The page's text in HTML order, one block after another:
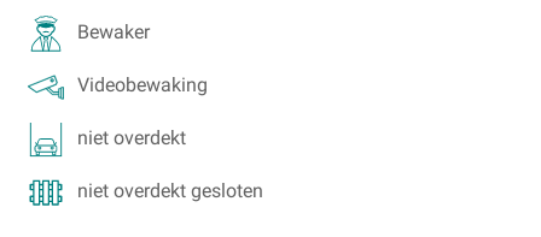
Bewaker
Videobewaking
niet overdekt
niet overdekt gesloten